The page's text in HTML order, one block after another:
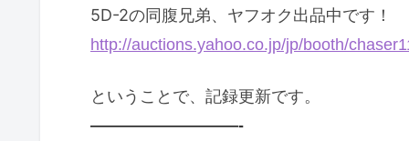
5D-2の同腹兄弟、ヤフオク出品中です！
http://auctions.yahoo.co.jp/jp/booth/
ということで、記録更新です。
—————————-